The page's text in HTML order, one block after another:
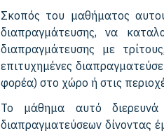
Σκοπός του μαθήματος
διαπραγμάτευσης, να
διαπραγμάτευσης με
επιτυχημένες
φορέα) στο χώρο ή στις
Το μάθημα αυτό
διαπραγματεύσεων δίνοντας